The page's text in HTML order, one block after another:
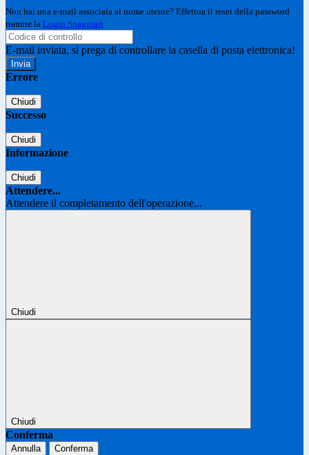
Non hai una e-mail associata al nome utente? Effettua il reset della password
tramite la Login Spaggiari
E-mail inviata, si prega di controllare la casella di posta elettronica!
Errore
Chiudi
Successo
Chiudi
Informazione
Chiudi
Attendere...
Attendere il completamento dell'operazione...
Chiudi
Chiudi
Conferma
Annulla Conferma